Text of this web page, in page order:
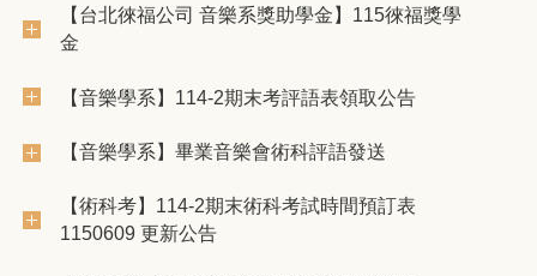
【台北徠福公司 音樂系獎助學金】115徠福獎學
金
【音樂學系】114-2期末考評語表領取公告
【音樂學系】畢業音樂會術科評語發送
【術科考】114-2期末術科考試時間預訂表
1150609 更新公告